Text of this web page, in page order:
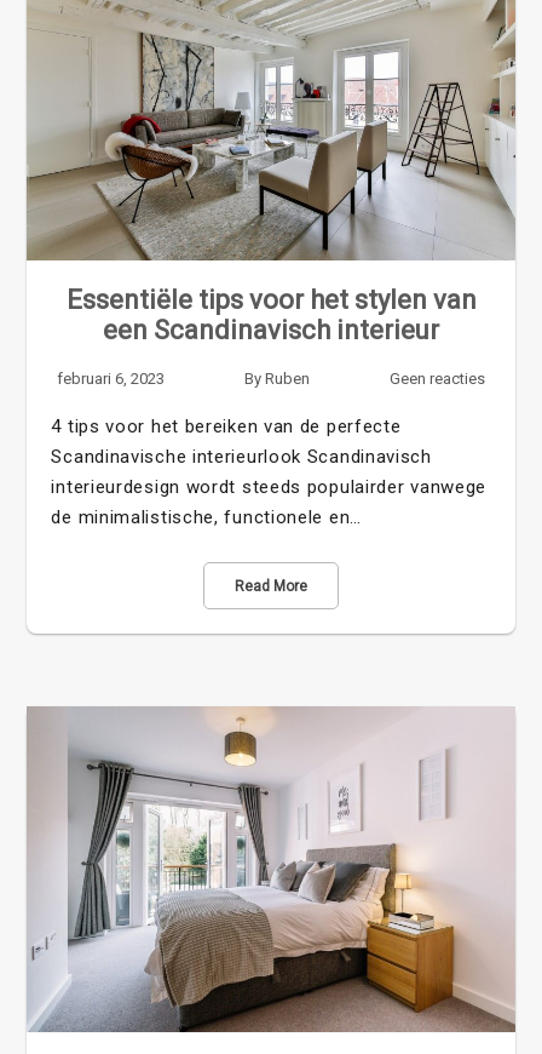
Essentiële tips voor het stylen van
een Scandinavisch interieur
februari 6, 2023 By Ruben Geen reacties
4 tips voor het bereiken van de perfecte
Scandinavische interieurlook Scandinavisch
interieurdesign wordt steeds populairder vanwege
de minimalistische, functionele en…
Read More